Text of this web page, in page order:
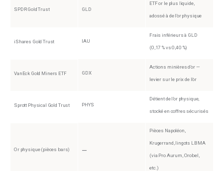
SPDR Gold Trust GLD
ETF or le plus liquide,
adossé à de l’or physique
iShares Gold Trust IAU
Frais inférieurs à GLD
(0,17 % vs 0,40 %)
VanEck Gold Miners ETF GDX
Actions minières d’or —
levier sur le prix de l’or
Sprott Physical Gold Trust PHYS
Détient de l’or physique,
stocké en coffres sécurisés
Or physique (pièces bars) —
Pièces Napoléon,
Krugerrand, lingots LBMA
(via Pro Aurum, Orobel,
etc.)